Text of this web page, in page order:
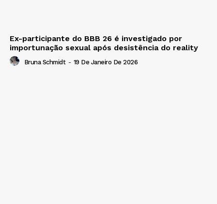
Ex-participante do BBB 26 é investigado por
importunação sexual após desistência do reality
Bruna Schmidt - 19 De Janeiro De 2026